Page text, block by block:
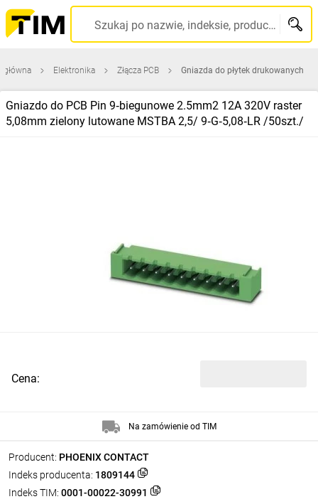
Szukaj po nazwie, indeksie, producencie, kodzie kreskowym...
główna Elektronika Złącza PCB Gniazda do płytek drukowanych
Gniazdo do PCB Pin 9‑biegunowe 2.5mm2 12A 320V raster
5,08mm zielony lutowane MSTBA 2,5/ 9‑G‑5,08‑LR /50szt./
Producent: PHOENIX CONTACT
Indeks producenta: 1809144
Indeks TIM: 0001-00022-30991
Cena:
Na zamówienie od TIM